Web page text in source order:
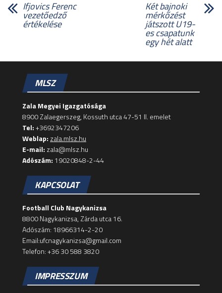
Ifjovics Ferenc
vezetőedző
értékelése
Két bajnoki
mérkőzést
játszott U19-
es csapatunk
egy hét alatt
MLSZ
Zala Megyei Igazgatósága
8900 Zalaegerszeg, Kossuth utca 47-51 II. emelet
Tel:+3692347206
Weblap: zala.mlsz.hu
E-mail: zala@mlsz.hu
Adószám: 19020848-2-44
KAPCSOLAT
Football Club Nagykanizsa
8800 Nagykanizsa, Zárda utca 16.
Adószám: 18966314-2-20
Email:ufcnagykanizsa@gmail.com
Telefon: +36 30 588 3820
IMPRESSZUM